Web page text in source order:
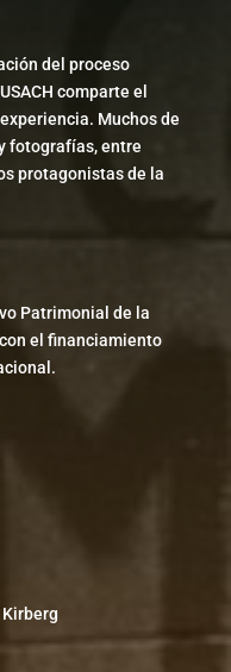
del proceso
comparte el
Muchos de
fotografías, entre
protagonistas de la
Patrimonial de la
el financiamiento